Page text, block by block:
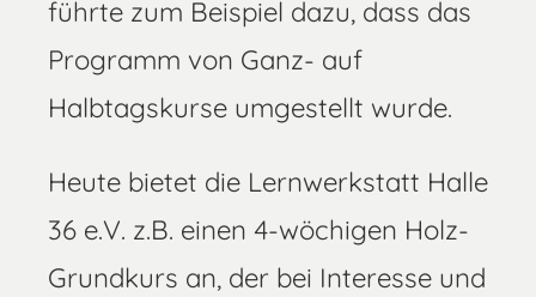
führte zum Beispiel dazu, dass das
Programm von Ganz- auf
Halbtagskurse umgestellt wurde.
Heute bietet die Lernwerkstatt Halle
36 e.V. z.B. einen 4-wöchigen Holz-
Grundkurs an, der bei Interesse und